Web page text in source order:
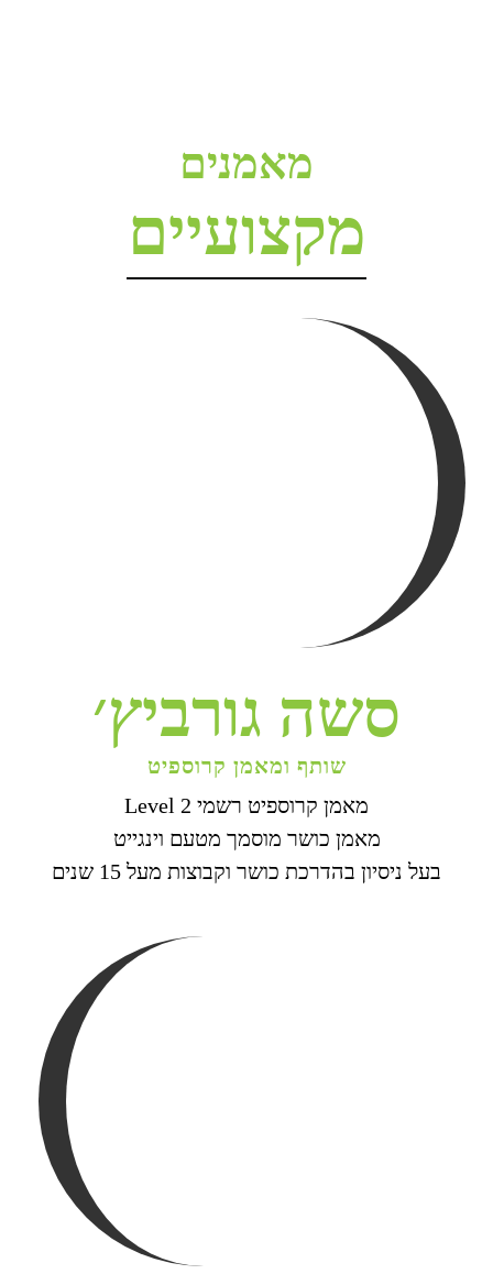
מאמנים
מקצועיים
סשה גורביץ׳
שותף ומאמן קרוספיט
מאמן קרוספיט רשמי Level 2
מאמן כושר מוסמך מטעם וינגייט
בעל ניסיון בהדרכת כושר וקבוצות מעל 15 שנים